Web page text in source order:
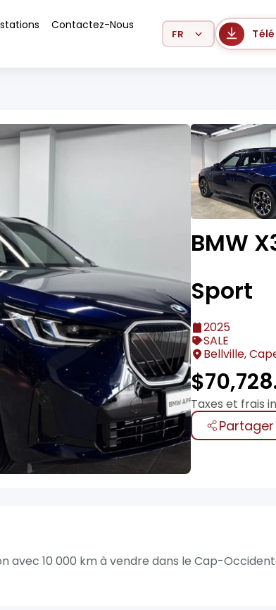
Contactez-Nous Select Language
BMW
Sport
2025
SALE
Bellville,
$
Taxes et frais
Partager
avec 10 000 km à vendre dans le Cap-